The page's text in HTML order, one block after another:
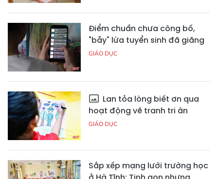
Điểm chuẩn chưa công bố,
"bẫy" lừa tuyển sinh đã giăng
GIÁO DỤC
Lan tỏa lòng biết ơn qua
hoạt động vẽ tranh tri ân
GIÁO DỤC
Sắp xếp mạng lưới trường học